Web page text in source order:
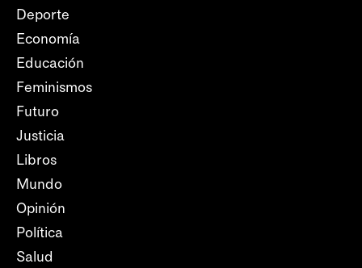
Deporte
Economía
Educación
Feminismos
Futuro
Justicia
Libros
Mundo
Opinión
Política
Salud